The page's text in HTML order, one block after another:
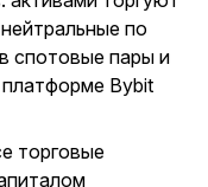
по
спотовые пары и
Bybit
торговые